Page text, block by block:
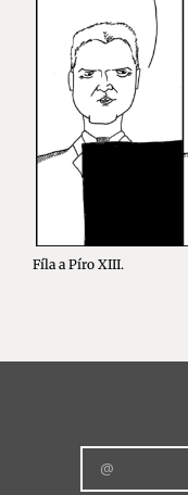
Fíla a Píro XIII.